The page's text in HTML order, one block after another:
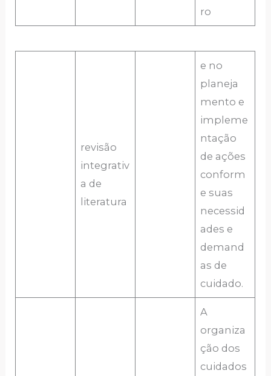
ro
revisão
integrativ
a de
literatura
e no
planeja
mento e
impleme
ntação
de ações
conform
e suas
necessid
ades e
demand
as de
cuidado.
A
organiza
ção dos
cuidados